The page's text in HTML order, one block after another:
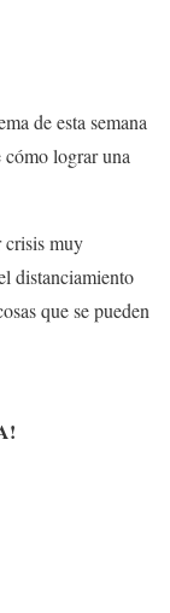
de esta semana
cómo lograr una
crisis muy
distanciamiento
que se pueden